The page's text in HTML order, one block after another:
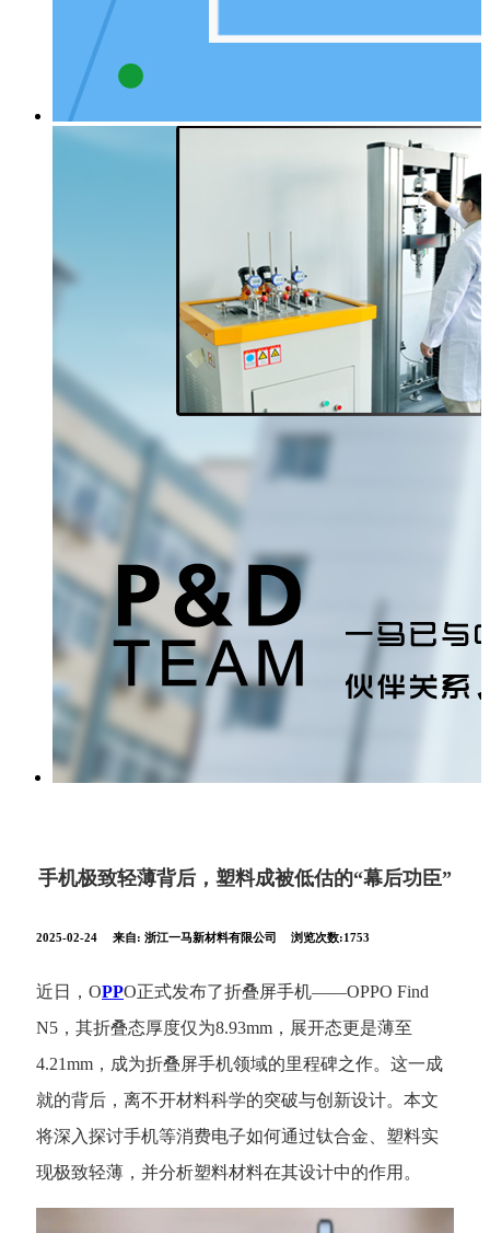
手机极致轻薄背后，塑料成被低估的“幕后功臣”
2025-02-24 来自:浙江一马新材料有限公司 浏览次数:1753
近日，OPPO正式发布了折叠屏手机——OPPO Find
N5，其折叠态厚度仅为8.93mm，展开态更是薄至
4.21mm，成为折叠屏手机领域的里程碑之作。这一成
就的背后，离不开材料科学的突破与创新设计。本文
将深入探讨手机等消费电子如何通过钛合金、塑料实
现极致轻薄，并分析塑料材料在其设计中的作用。